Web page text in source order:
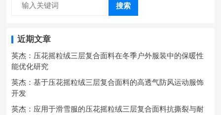
搜索
近期文章
英杰：压花摇粒绒三层复合面料在冬季户外服装中的保暖性
能优化研究
英杰：基于压花摇粒绒三层复合面料的高透气防风运动服饰
开发
英杰：应用于滑雪服的压花摇粒绒三层复合面料抗撕裂与耐